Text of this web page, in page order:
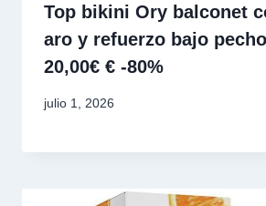
Top bikini Ory balconet
aro y refuerzo bajo
20,00€ € -80%
julio 1, 2026